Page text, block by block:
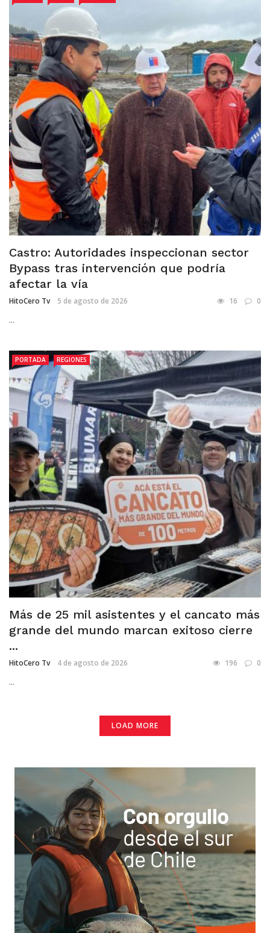
Castro: Autoridades inspeccionan sector
Bypass tras intervención que podría
afectar la vía
HitoCero Tv 5 de agosto de 2026 16 0
...
PORTADA REGIONES
Más de 25 mil asistentes y el cancato más
grande del mundo marcan exitoso cierre
...
HitoCero Tv 4 de agosto de 2026 196 0
...
LOAD MORE